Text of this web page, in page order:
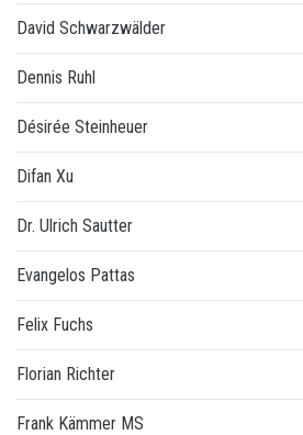
David Schwarzwälder
Dennis Ruhl
Désirée Steinheuer
Difan Xu
Dr. Ulrich Sautter
Evangelos Pattas
Felix Fuchs
Florian Richter
Frank Kämmer MS